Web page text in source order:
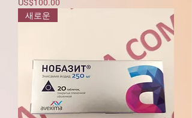
US$100.00
새로운